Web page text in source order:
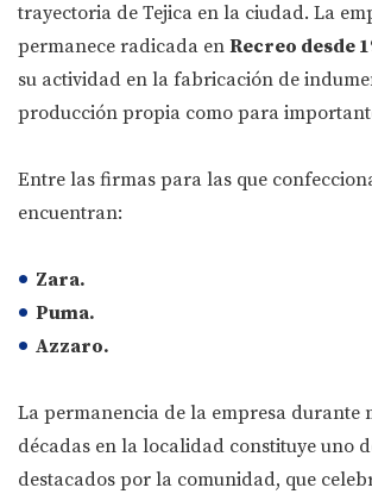
trayectoria de Tejica en la ciudad. La
permanece radicada en Recreo desde
su actividad en la fabricación de
producción propia como para
Entre las firmas para las que
encuentran:
Zara.
Puma.
Azzaro.
La permanencia de la empresa durante
décadas en la localidad constituye uno
destacados por la comunidad, que